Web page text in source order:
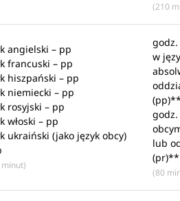
(210
angielski – pp
francuski – pp
hiszpański – pp
niemiecki – pp
rosyjski – pp
włoski – pp
ukraiński (jako język obcy)
w
lub
(pr)**
(80